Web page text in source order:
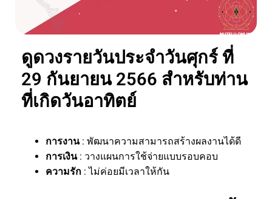
ดูดวงรายวันประจำวันศุกร์ ที่
29 กันยายน 2566 สำหรับท่าน
ที่เกิดวันอาทิตย์
การงาน : พัฒนาความสามารถสร้างผลงานได้ดี
การเงิน: วางแผนการใช้จ่ายแบบรอบคอบ
ความรัก : ไม่ค่อยมีเวลาให้กัน